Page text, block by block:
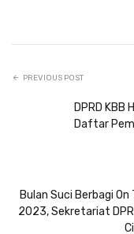
PREVIOUS POST
DPRD KBB
Daftar
Bulan Suci Berbagi
2023, Sekretariat